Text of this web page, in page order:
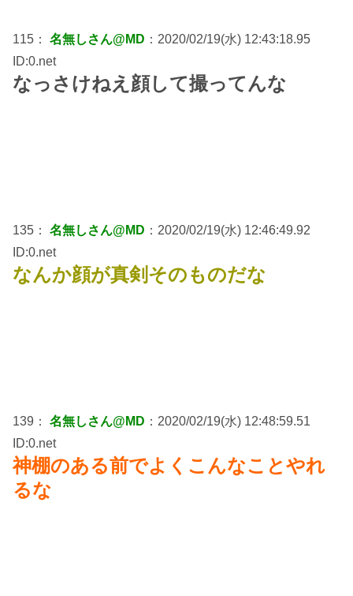
115： 名無しさん@MD ：2020/02/19(水) 12:43:18.95
ID:0.net
なっさけねえ顔して撮ってんな
135： 名無しさん@MD ：2020/02/19(水) 12:46:49.92
ID:0.net
なんか顔が真剣そのものだな
139： 名無しさん@MD ：2020/02/19(水) 12:48:59.51
ID:0.net
神棚のある前でよくこんなことやれ
るな